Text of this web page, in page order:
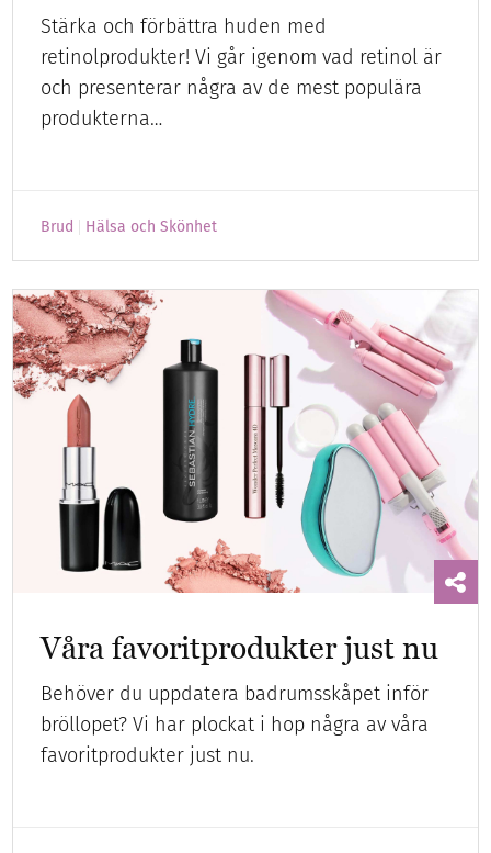
Stärka och förbättra huden med
retinolprodukter! Vi går igenom vad retinol är
och presenterar några av de mest populära
produkterna…
Brud Hälsa och Skönhet
Våra favoritprodukter just nu
Behöver du uppdatera badrumsskåpet inför
bröllopet? Vi har plockat i hop några av våra
favoritprodukter just nu.